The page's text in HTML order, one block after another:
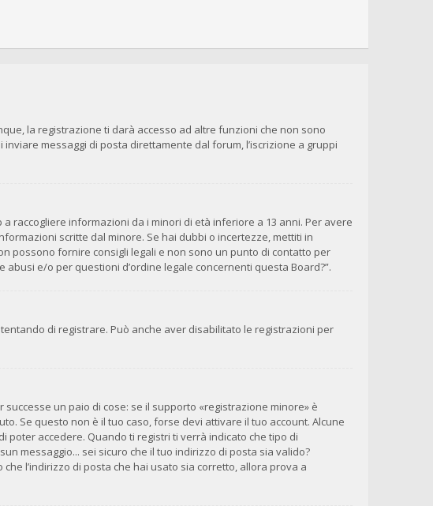
la registrazione ti darà accesso ad altre funzioni che non sono
messaggi di posta direttamente dal forum, l’iscrizione a gruppi
raccogliere informazioni da i minori di età inferiore a 13 anni. Per avere
scritte dal minore. Se hai dubbi o incertezze, mettiti in
possono fornire consigli legali e non sono un punto di contatto per
e/o per questioni d’ordine legale concernenti questa Board?”.
di registrare. Può anche aver disabilitato le registrazioni per
un paio di cose: se il supporto «registrazione minore» è
Se questo non è il tuo caso, forse devi attivare il tuo account. Alcune
poter accedere. Quando ti registri ti verrà indicato che tipo di
messaggio... sei sicuro che il tuo indirizzo di posta sia valido?
l’indirizzo di posta che hai usato sia corretto, allora prova a